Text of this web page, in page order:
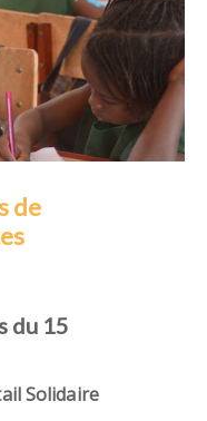
de
du 15
Solidaire